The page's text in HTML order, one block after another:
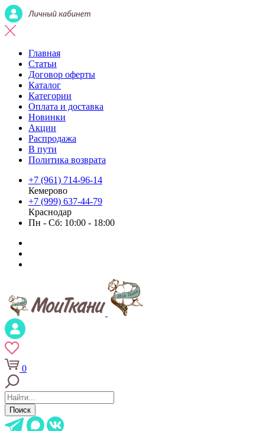
Главная
Статьи
Договор оферты
Каталог
Категории
Оплата и доставка
Новинки
Акции
Распродажа
В пути
Политика возврата
+7 (961) 714-96-14
Кемерово
+7 (999) 637-44-79
Краснодар
Пн - Сб: 10:00 - 18:00
0
Поиск